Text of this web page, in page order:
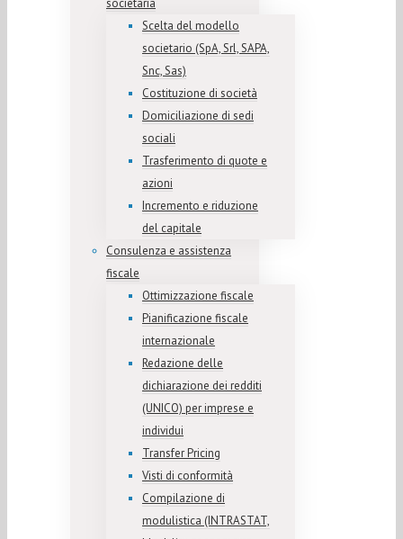
societaria
Scelta del modello
societario (SpA, Srl, SAPA,
Snc, Sas)
Costituzione di società
Domiciliazione di sedi
sociali
Trasferimento di quote e
azioni
Incremento e riduzione
del capitale
Consulenza e assistenza
fiscale
Ottimizzazione fiscale
Pianificazione fiscale
internazionale
Redazione delle
dichiarazione dei redditi
(UNICO) per imprese e
individui
Transfer Pricing
Visti di conformità
Compilazione di
modulistica (INTRASTAT,